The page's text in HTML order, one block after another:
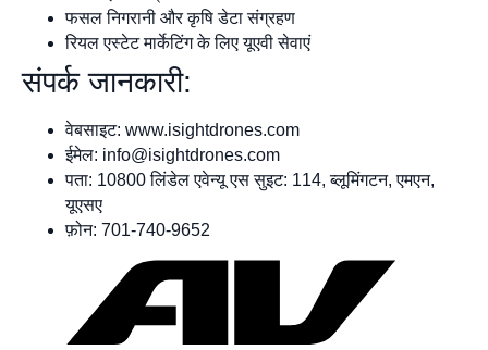
फसल निगरानी और कृषि डेटा संग्रहण
रियल एस्टेट मार्केटिंग के लिए यूएवी सेवाएं
संपर्क जानकारी:
वेबसाइट: www.isightdrones.com
ईमेल: info@isightdrones.com
पता: 10800 लिंडेल एवेन्यू एस सुइट: 114, ब्लूमिंगटन, एमएन,
यूएसए
फ़ोन: 701-740-9652